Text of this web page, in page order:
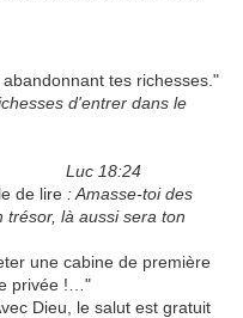
tes richesses."
d'entrer dans le
de lire : Amasse-toi des
trésor, là aussi sera ton
une cabine de première
privée !…"
Dieu, le salut est gratuit